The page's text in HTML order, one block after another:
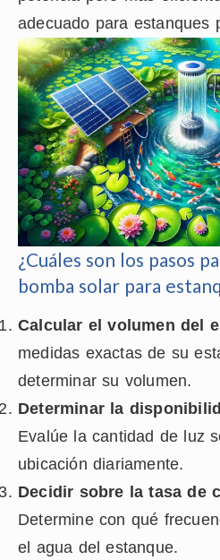
adecuado para estanques
¿Cuáles son los pasos
bomba solar para
Calcular el volumen del
medidas exactas de su
determinar su volumen.
Determinar la
Evalúe la cantidad de luz
ubicación diariamente.
Decidir sobre la tasa de
Determine con qué
el agua del estanque.